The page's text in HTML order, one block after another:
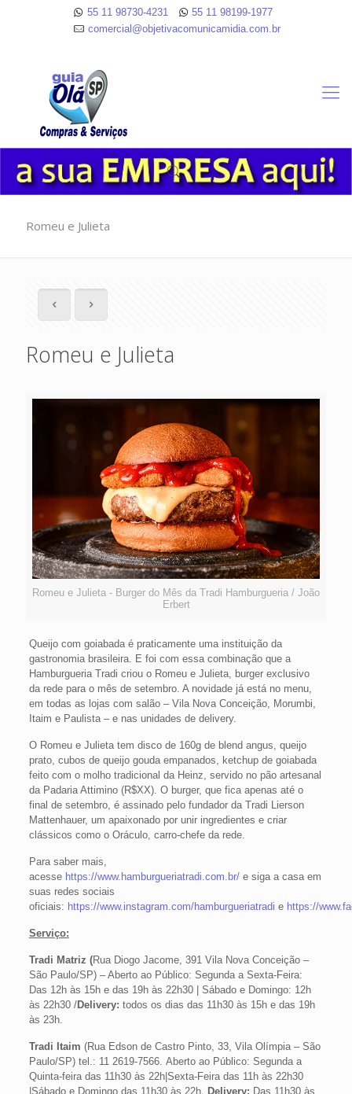
55 11 98730-4231
55 11 98199-1977
comercial@objetivacomunicamidia.com.br
Romeu e Julieta
Romeu e Julieta
Romeu e Julieta - Burger do Mês da Tradi Hamburgueria / João
Erbert
Queijo com goiabada é praticamente uma instituição da
gastronomia brasileira. E foi com essa combinação que a
Hamburgueria Tradi criou o Romeu e Julieta, burger exclusivo
da rede para o mês de setembro. A novidade já está no menu,
em todas as lojas com salão – Vila Nova Conceição, Morumbi,
Itaim e Paulista – e nas unidades de delivery.
O Romeu e Julieta tem disco de 160g de blend angus, queijo
prato, cubos de queijo gouda empanados, ketchup de goiabada
feito com o molho tradicional da Heinz, servido no pão artesanal
da Padaria Attimino (R$XX). O burger, que fica apenas até o
final de setembro, é assinado pelo fundador da Tradi Lierson
Mattenhauer, um apaixonado por unir ingredientes e criar
clássicos como o Oráculo, carro-chefe da rede.
Para saber mais,
acesse https://www.hamburgueriatradi.com.br/e siga a casa em
suas redes sociais
oficiais: https://www.instagram.com/hamburgueriatradi e https://
Serviço:
Tradi Matriz (Rua Diogo Jacome, 391 Vila Nova Conceição –
São Paulo/SP) – Aberto ao Público: Segunda a Sexta-Feira:
Das 12h às 15h e das 19h às 22h30 | Sábado e Domingo: 12h
às 22h30 /Delivery: todos os dias das 11h30 às 15h e das 19h
às 23h.
Tradi Itaim (Rua Edson de Castro Pinto, 33, Vila Olímpia – São
Paulo/SP) tel.: 11 2619-7566. Aberto ao Público: Segunda a
Quinta-feira das 11h30 às 22h|Sexta-Feira das 11h às 22h30
|Sábado e Domingo das 11h30 às 22h.
Delivery: Das 11h30 às